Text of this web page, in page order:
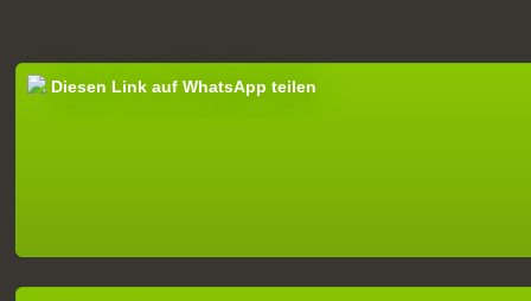
Diesen Link auf WhatsApp teilen